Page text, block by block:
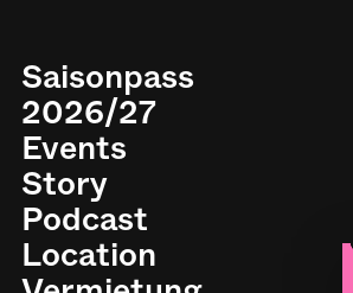
Saisonpass
2026/27
Events
Story
Podcast
Location